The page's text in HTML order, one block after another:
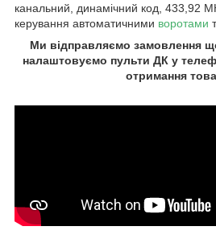
канальний, динамічний код, 433,92
керування автоматичними воротами
Ми відправляємо замовлення
налаштовуємо пульти ДК у
отримання